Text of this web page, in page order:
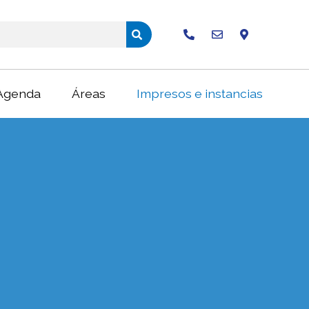
Áreas Impresos e instancias